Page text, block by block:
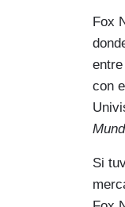
Fox
con
Si